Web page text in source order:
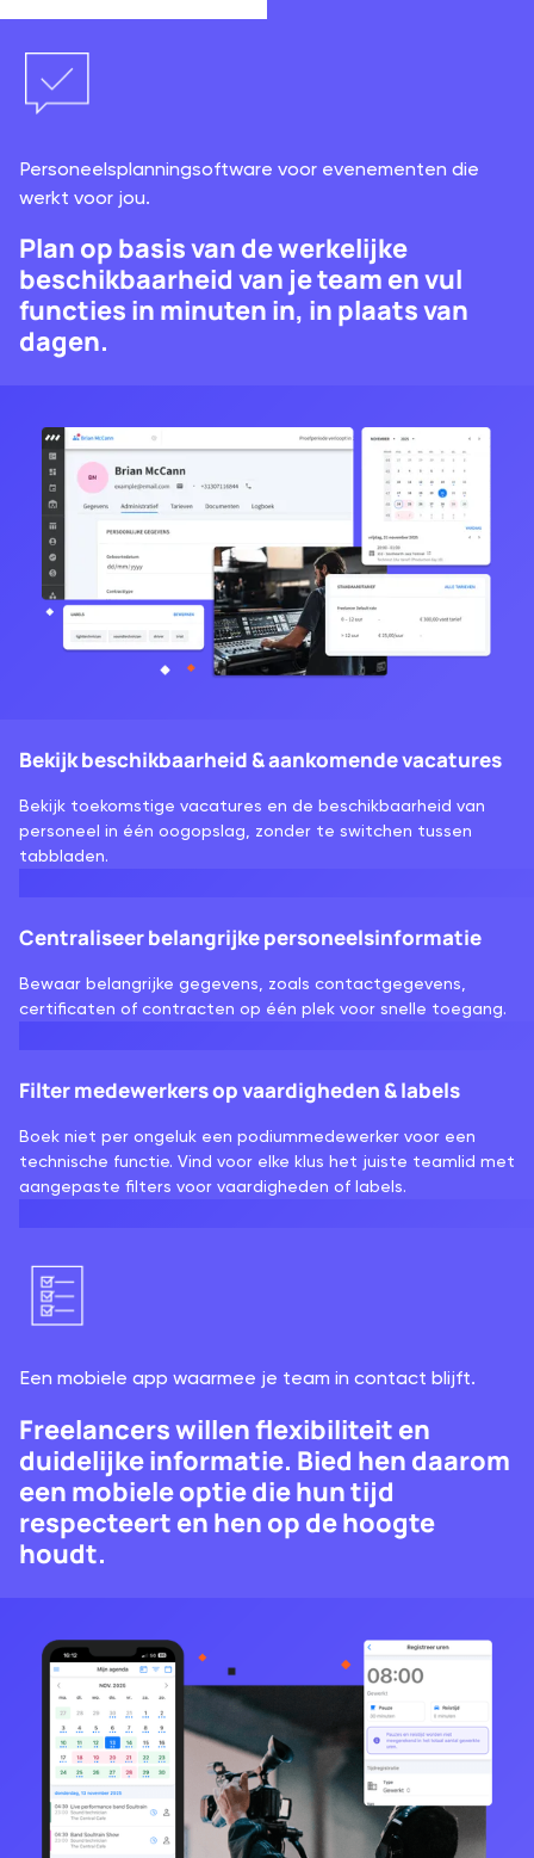
Personeelsplanningsoftware voor evenementen die
werkt voor jou.
Plan op basis van de werkelijke
beschikbaarheid van je team en vul
functies in minuten in, in plaats van
dagen.
Bekijk beschikbaarheid & aankomende vacatures
Bekijk toekomstige vacatures en de beschikbaarheid van
personeel in één oogopslag, zonder te switchen tussen
tabbladen.
Centraliseer belangrijke personeelsinformatie
Bewaar belangrijke gegevens, zoals contactgegevens,
certificaten of contracten op één plek voor snelle toegang.
Filter medewerkers op vaardigheden & labels
Boek niet per ongeluk een podiummedewerker voor een
technische functie. Vind voor elke klus het juiste teamlid met
aangepaste filters voor vaardigheden of labels.
Een mobiele app waarmee je team in contact blijft.
Freelancers willen flexibiliteit en
duidelijke informatie. Bied hen daarom
een mobiele optie die hun tijd
respecteert en hen op de hoogte
houdt.